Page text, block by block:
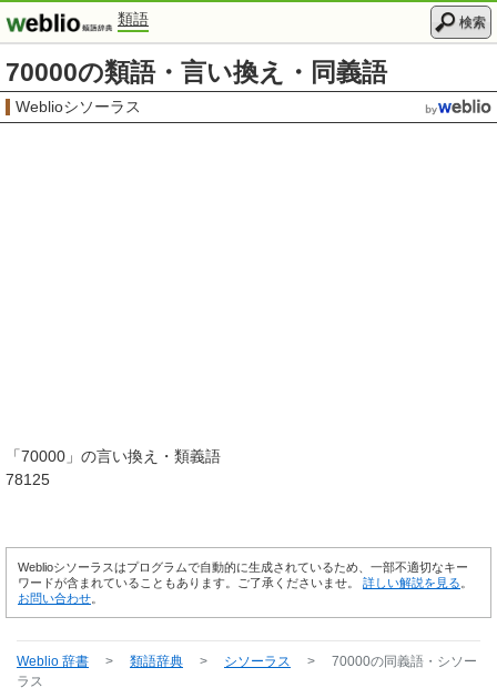
類語 検索
70000の類語・言い換え・同義語
Weblioシソーラス
「70000 」の言い換え・類義語
78125
Weblioシソーラスはプログラムで自動的に生成されているため、一部不適切なキー
ワードが含まれていることもあります。ご了承くださいませ。 詳しい解説を見る
お問い合わせ
Weblio 辞書 > 類語辞典 > シソーラス > 70000の同義語・シソー
ラス